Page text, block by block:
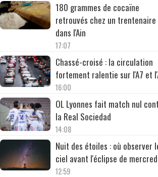
180 grammes de cocaïne
retrouvés chez un trentenaire
dans l'Ain
17:07
Chassé-croisé : la circulation
fortement ralentie sur l'A7 et
16:00
OL Lyonnes fait match nul
la Real Sociedad
14:08
Nuit des étoiles : où observer
ciel avant l'éclipse de
12:59